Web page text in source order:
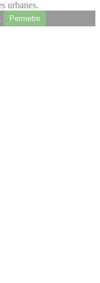
urbanes.
Permetre